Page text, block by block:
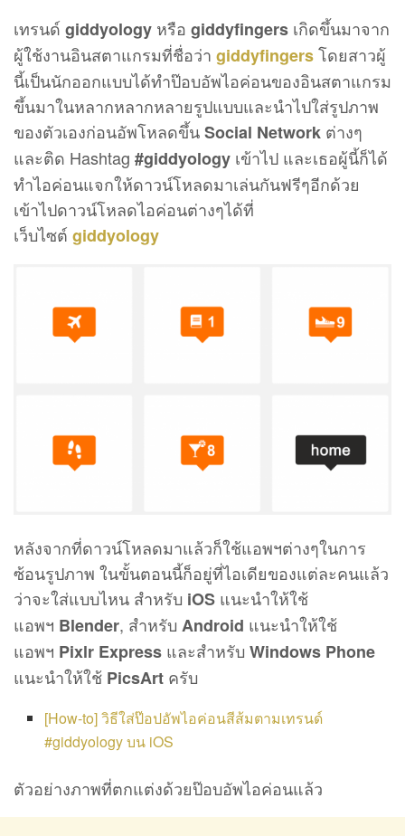
เทรนด์ giddyology หรือ giddyfingers เกิดขึ้นมาจาก
ผู้ใช้งานอินสตาแกรมที่ชื่อว่า giddyfingersโดยสาวผู้
นี้เป็นนักออกแบบได้ทำป๊อบอัพไอค่อนของอินสตาแกรม
ขึ้นมาในหลากหลากหลายรูปแบบและนำไปใส่รูปภาพ
ของตัวเองก่อนอัพโหลดขึ้นSocial Network ต่างๆ
และติด Hashtag #giddyology เข้าไป และเธอผู้นี้ก็ได้
ทำไอค่อนแจกให้ดาวน์โหลดมาเล่นกันฟรีๆอีกด้วย
เข้าไปดาวน์โหลดไอค่อนต่างๆได้ที่
เว็บไซต์ giddyology
หลังจากที่ดาวน์โหลดมาแล้วก็ใช้แอพฯต่างๆในการ
ซ้อนรูปภาพ ในขั้นตอนนี้ก็อยู่ที่ไอเดียของแต่ละคนแล้ว
ว่าจะใส่แบบไหน สำหรับ iOS แนะนำให้ใช้
แอพฯ Blender, สำหรับ Android แนะนำให้ใช้
แอพฯ Pixlr Express และสำหรับ Windows Phone
แนะนำให้ใช้ PicsArt ครับ
[How-to] วิธีใส่ป๊อปอัพไอค่อนสีส้มตามเทรนด์
#giddyology บน iOS
ตัวอย่างภาพที่ตกแต่งด้วยป๊อบอัพไอค่อนแล้ว